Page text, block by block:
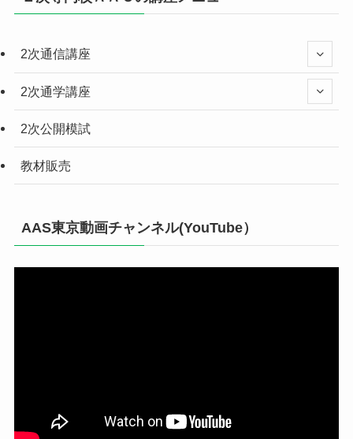
2次通信講座
2次通学講座
2次公開模試
教材販売
AAS東京動画チャンネル(YouTube）